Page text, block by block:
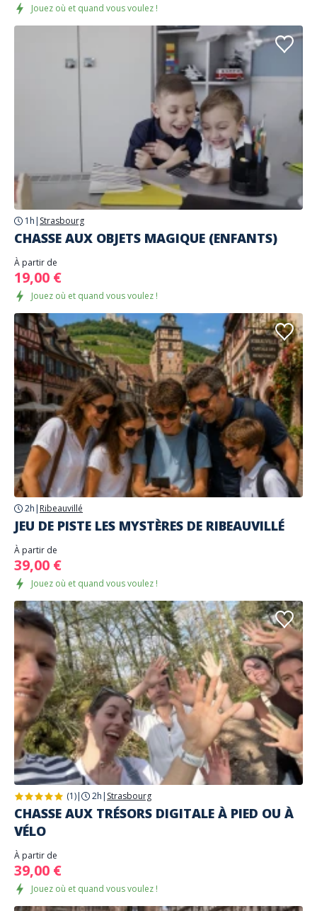
Jouez où et quand vous voulez !
1h | Strasbourg
CHASSE AUX OBJETS MAGIQUE (ENFANTS)
À partir de
19,00 €
Jouez où et quand vous voulez !
2h | Ribeauvillé
JEU DE PISTE LES MYSTÈRES DE RIBEAUVILLÉ
À partir de
39,00 €
Jouez où et quand vous voulez !
(1)| 2h | Strasbourg
CHASSE AUX TRÉSORS DIGITALE À PIED OU À
VÉLO
À partir de
39,00 €
Jouez où et quand vous voulez !